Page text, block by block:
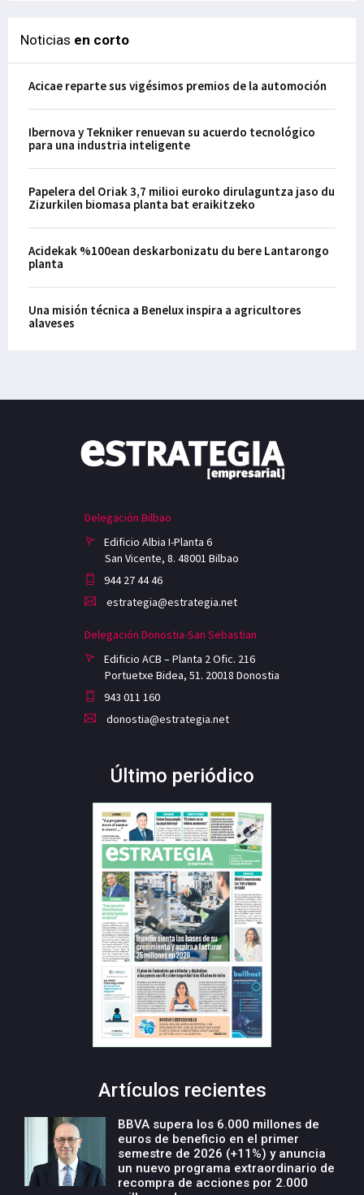
Noticias en corto
Acicae reparte sus vigésimos premios de la automoción
Ibernova y Tekniker renuevan su acuerdo tecnológico
para una industria inteligente
Papelera del Oriak 3,7 milioi euroko dirulaguntza jaso du
Zizurkilen biomasa planta bat eraikitzeko
Acidekak %100ean deskarbonizatu du bere Lantarongo
planta
Una misión técnica a Benelux inspira a agricultores
alaveses
Delegación Bilbao
Edificio Albia I-Planta 6
San Vicente, 8. 48001 Bilbao
944 27 44 46
estrategia@estrategia.net
Delegación Donostia-San Sebastian
Edificio ACB – Planta 2 Ofic. 216
Portuetxe Bidea, 51. 20018 Donostia
943 011 160
donostia@estrategia.net
Último periódico
Artículos recientes
BBVA supera los 6.000 millones de
euros de beneficio en el primer
semestre de 2026 (+11%) y anuncia
un nuevo programa extraordinario de
recompra de acciones por 2.000